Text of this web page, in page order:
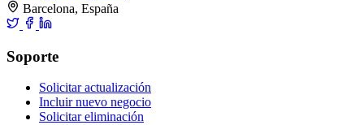
Barcelona, España
Soporte
Solicitar actualización
Incluir nuevo negocio
Solicitar eliminación